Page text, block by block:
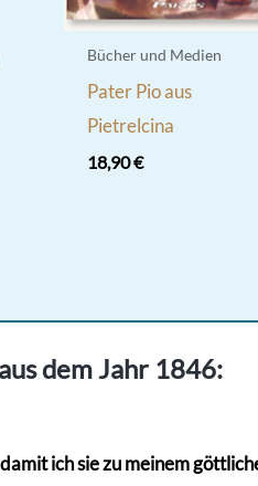
Bücher und Medien
Pater Pio aus
Pietrelcina
18,90€
dem Jahr 1846:
ich sie zu meinem